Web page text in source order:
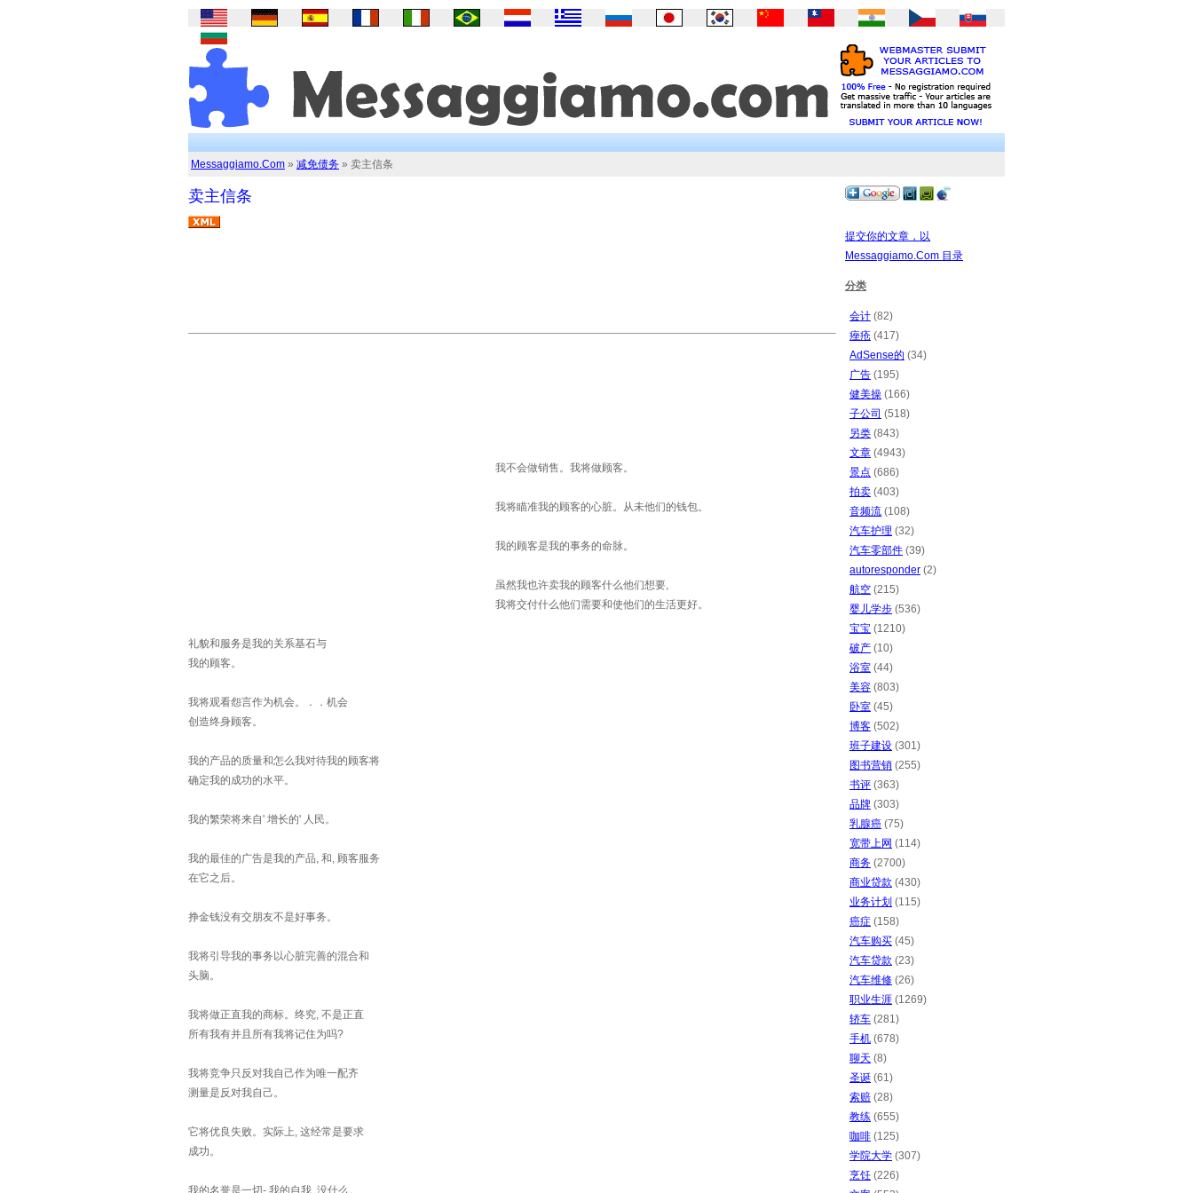
Messaggiamo.Com » 减免债务 » 卖主信条
卖主信条
我不会做销售。我将做顾客。
我将瞄准我的顾客的心脏。从未他们的钱包。
我的顾客是我的事务的命脉。
虽然我也许卖我的顾客什么他们想要,
我将交付什么他们需要和使他们的生活更好。
礼貌和服务是我的关系基石与
我的顾客。
我将观看怨言作为机会。．．机会
创造终身顾客。
我的产品的质量和怎么我对待我的顾客将
确定我的成功的水平。
我的繁荣将来自' 增长的' 人民。
我的最佳的广告是我的产品, 和, 顾客服务
在它之后。
挣金钱没有交朋友不是好事务。
我将引导我的事务以心脏完善的混合和
头脑。
我将做正直我的商标。终究, 不是正直
所有我有并且所有我将记住为吗?
我将竞争只反对我自己作为唯一配齐
测量是反对我自己。
它将优良失败。实际上, 这经常是要求
成功。
我的名誉是一切- 我的自我, 没什么。
提交你的文章，以
Messaggiamo.Com 目录
分类
会计 (82)
痤疮 (417)
AdSense的 (34)
广告 (195)
健美操 (166)
子公司 (518)
另类 (843)
文章 (4943)
景点 (686)
拍卖 (403)
音频流 (108)
汽车护理 (32)
汽车零部件 (39)
autoresponder (2)
航空 (215)
婴儿学步 (536)
宝宝 (1210)
破产 (10)
浴室 (44)
美容 (803)
卧室 (45)
博客 (502)
班子建设 (301)
图书营销 (255)
书评 (363)
品牌 (303)
乳腺癌 (75)
宽带上网 (114)
商务 (2700)
商业贷款 (430)
业务计划 (115)
癌症 (158)
汽车购买 (45)
汽车贷款 (23)
汽车维修 (26)
职业生涯 (1269)
轿车 (281)
手机 (678)
聊天 (8)
圣诞 (61)
索赔 (28)
教练 (655)
咖啡 (125)
学院大学 (307)
烹饪 (226)